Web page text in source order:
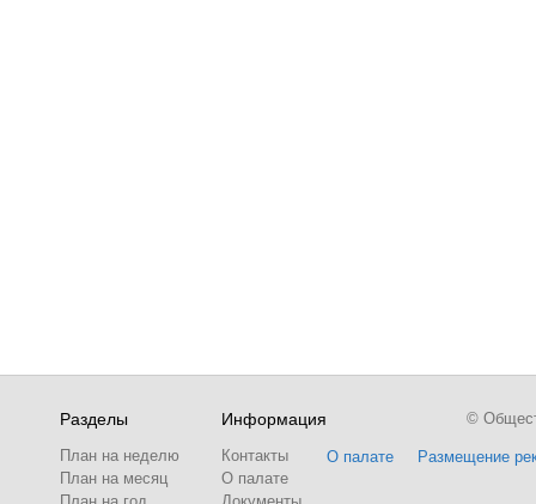
Разделы
План на неделю
План на месяц
Информация
Контакты
О палате
О палате Размещение
©